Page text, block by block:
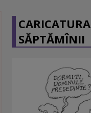
CARICATURA
SĂPTĂMÎNII